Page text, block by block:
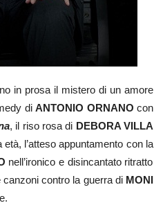
in prosa il mistero di un amore
diANTONIO ORNANO con
, il riso rosa di DEBORA VILLA
l’atteso appuntamento con la
nell’ironico e disincantato ritratto
canzoni contro la guerra di MONI